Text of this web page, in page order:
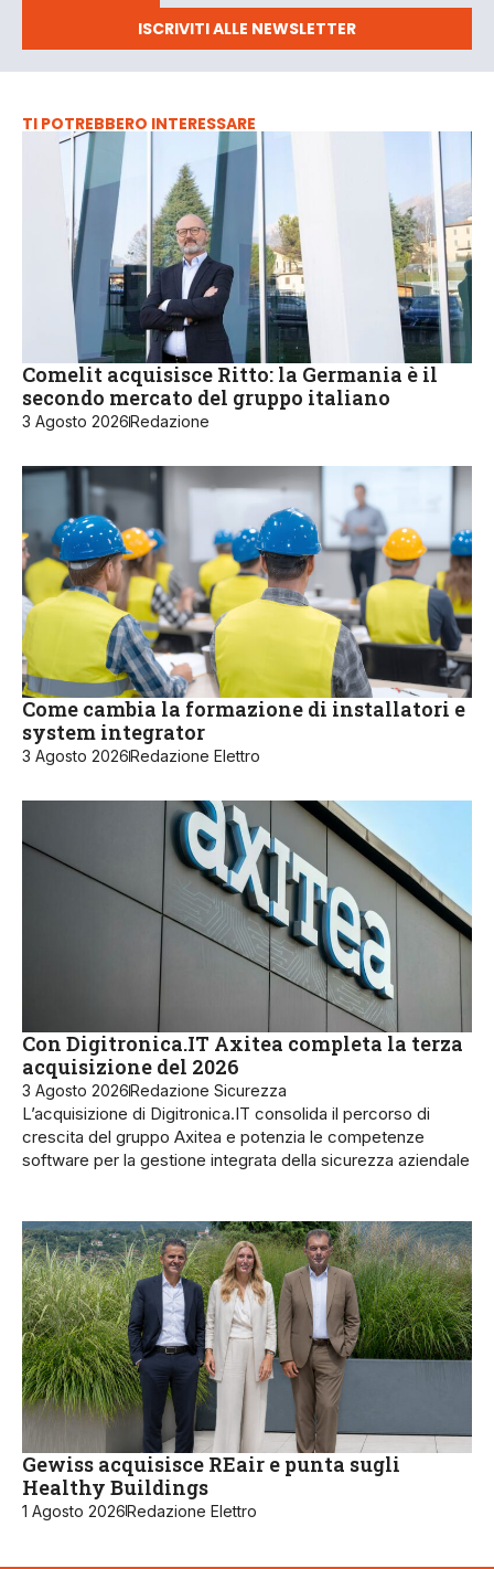
ISCRIVITI ALLE NEWSLETTER
TI POTREBBERO INTERESSARE
Comelit acquisisce Ritto: la Germania è il
secondo mercato del gruppo italiano
3 Agosto 2026Redazione
Come cambia la formazione di installatori e
system integrator
3 Agosto 2026Redazione Elettro
Con Digitronica.IT Axitea completa la terza
acquisizione del 2026
3 Agosto 2026Redazione Sicurezza
L’acquisizione di Digitronica.IT consolida il percorso di
crescita del gruppo Axitea e potenzia le competenze
software per la gestione integrata della sicurezza aziendale
Gewiss acquisisce REair e punta sugli
Healthy Buildings
1 Agosto 2026Redazione Elettro